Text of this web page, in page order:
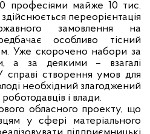
професіями майже 10 тис.
переорієнтація
замовлення на
особливо тісний
Уже скорочено набори за
а за деякими – взагалі
створення умов для
необхідний злагоджений
роботодавців і влади.
обласного проекту, що
у сфері матеріального